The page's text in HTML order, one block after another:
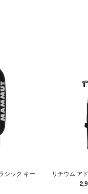
シック キー リチウム ア